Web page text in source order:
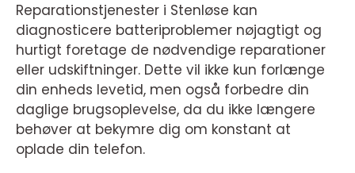
Reparationstjenester i Stenløse kan
diagnosticere batteriproblemer nøjagtigt og
hurtigt foretage de nødvendige reparationer
eller udskiftninger. Dette vil ikke kun forlænge
din enheds levetid, men også forbedre din
daglige brugsoplevelse, da du ikke længere
behøver at bekymre dig om konstant at
oplade din telefon.